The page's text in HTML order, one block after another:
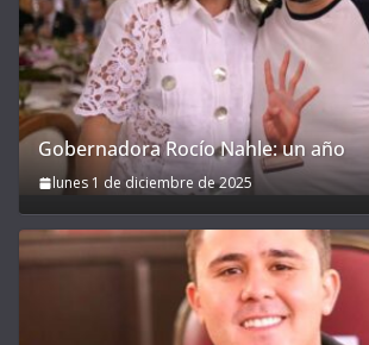
Gobernadora Rocío Nahle: un año
lunes 1 de diciembre de 2025